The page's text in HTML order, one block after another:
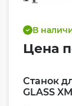
В
Цена
Станок
GLASS